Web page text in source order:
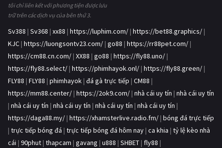
tôi chỉ liên kết với phương tiện được lưu
trữ trên các dịch vụ của bên thứ 3.
Sv388 | Sv368 | xx88 | https://luphim.com/ | https://bet88.graphics/ |
KJC | https://luongsontv23.com/ | go88 | https://rr88pet.com/ |
https://cm88.cn.com/ | XX88 | go88 | https://fly88.uno/ |
https://fly88.select/ | https://phimhayok.onl/ | https://fly88.green/ |
FLY88 | FLY88 | phimhayok | đá gà trực tiếp | CM88 |
https://mm88.center/ | https://2ok9.com/ | nhà cái uy tín | nhà cái uy tín
| nhà cái uy tín | nhà cái uy tín | nhà cái uy tín | nhà cái uy tín |
https://daga88.my/ | https://xhamsterlive.radio.fm/ | bóng đá trực tiếp
| trực tiếp bóng đá | trực tiếp bóng đá hôm nay | ca khia | tỷ lệ kèo nhà
cái | 90phut | thapcam | gavang | u888 | SHBET | fly88 |